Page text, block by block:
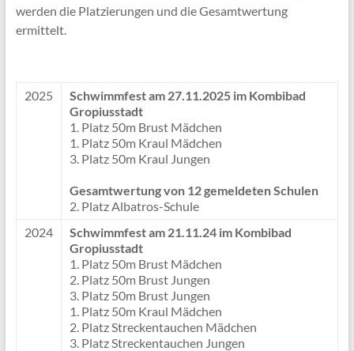
werden die Platzierungen und die Gesamtwertung
ermittelt.
2025
Schwimmfest am 27.11.2025 im Kombibad
Gropiusstadt
1. Platz 50m Brust Mädchen
1. Platz 50m Kraul Mädchen
3. Platz 50m Kraul Jungen
Gesamtwertung von 12 gemeldeten Schulen
2. Platz Albatros-Schule
2024
Schwimmfest am 21.11.24 im Kombibad
Gropiusstadt
1. Platz 50m Brust Mädchen
2. Platz 50m Brust Jungen
3. Platz 50m Brust Jungen
1. Platz 50m Kraul Mädchen
2. Platz Streckentauchen Mädchen
3. Platz Streckentauchen Jungen